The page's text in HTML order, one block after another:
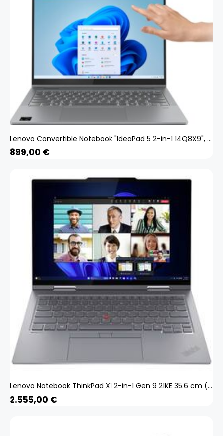
Lenovo Convertible Notebook "IdeaPad 5 2-in-1 14Q8X9", 35,6 cm, / 14 Zoll, Qualcomm, Snapdragon X Plus, Adreno, 1000 GB SSD luna grey 16 GB RAM 1000 GB SSD
899,00 €
Lenovo Notebook ThinkPad X1 2-in-1 Gen 9 21KE 35.6 cm (14 Zoll) WUXGA Intel® Core™ Ultra 7 155U 32 GB RAM 1 TB Flash 1 TB SSD Intel® Graphics Win 11 Pro Grau 21KE002KGE
2.555,00 €